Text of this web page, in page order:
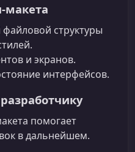
макета
структуры
и экранов.
интерфейсов.
помогает
в дальнейшем.